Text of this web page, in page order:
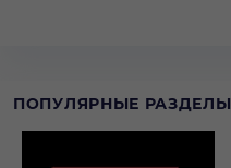
ПОПУЛЯРНЫЕ РАЗДЕЛЫ